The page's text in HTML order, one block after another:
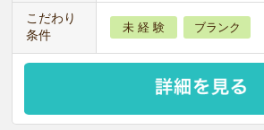
こだわり
条件
未 経 験 ブランク